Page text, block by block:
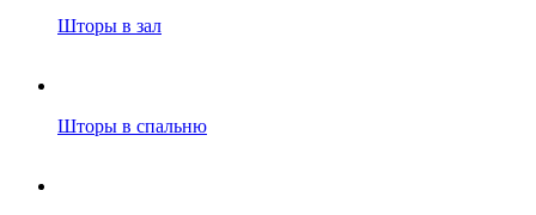
Шторы в зал
Шторы в спальню